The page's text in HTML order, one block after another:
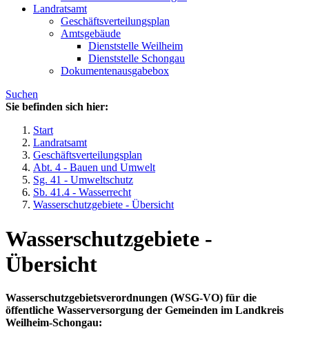
Landratsamt
Geschäftsverteilungsplan
Amtsgebäude
Dienststelle Weilheim
Dienststelle Schongau
Dokumentenausgabebox
Suchen
Sie befinden sich hier:
Start
Landratsamt
Geschäftsverteilungsplan
Abt. 4 - Bauen und Umwelt
Sg. 41 - Umweltschutz
Sb. 41.4 - Wasserrecht
Wasserschutzgebiete - Übersicht
Wasserschutzgebiete -
Übersicht
Wasserschutzgebietsverordnungen (WSG-VO) für die
öffentliche Wasserversorgung der Gemeinden im Landkreis
Weilheim-Schongau: